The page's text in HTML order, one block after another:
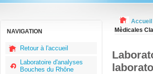
NAVIGATION
Retour à l'accueil
Laboratoire d'analyses
Bouches du Rhône
Accueil
Mèdicales